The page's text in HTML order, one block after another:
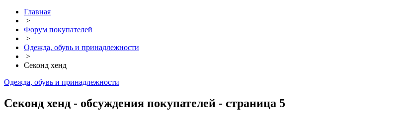
Главная
>
Форум покупателей
>
Одежда, обувь и принадлежности
>
Секонд хенд
Одежда, обувь и принадлежности
Секонд хенд - обсуждения покупателей - страница 5